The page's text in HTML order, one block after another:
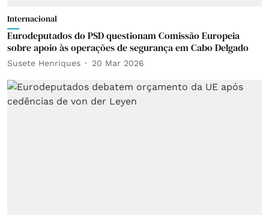
Internacional
Eurodeputados do PSD questionam Comissão Europeia
sobre apoio às operações de segurança em Cabo Delgado
Susete Henriques 20 Mar 2026